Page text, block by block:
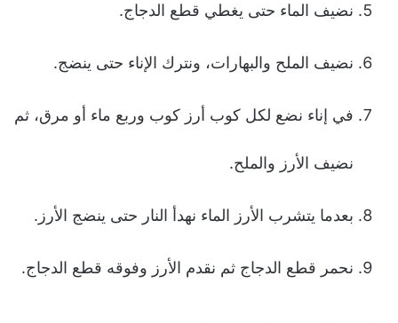
نضيف الماء حتى يغطي قطع الدجاج.
نضيف الملح والبهارات، ونترك الإناء حتى ينضج.
في إناء نضع لكل كوب أرز كوب وربع ماء أو مرق، ثم
نضيف الأرز والملح.
بعدما يتشرب الأرز الماء نهدأ النار حتى ينضج الأرز.
نحمر قطع الدجاج ثم نقدم الأرز وفوقه قطع الدجاج.